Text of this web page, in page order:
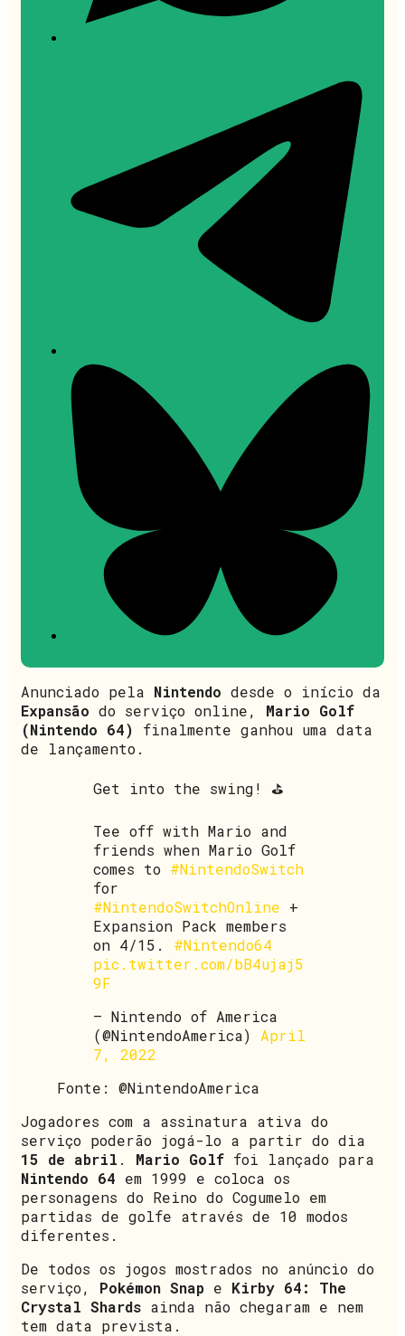
Anunciado pela Nintendo desde o início da
Expansão do serviço online, Mario Golf
(Nintendo 64) finalmente ganhou uma data
de lançamento.
Get into the swing! ⛳
Tee off with Mario and
friends when Mario Golf
comes to #NintendoSwitch
for
#NintendoSwitchOnline +
Expansion Pack members
on 4/15. #Nintendo64
pic.twitter.com/bB4ujaj5
9F
— Nintendo of America
(@NintendoAmerica) April
7, 2022
Fonte: @NintendoAmerica
Jogadores com a assinatura ativa do
serviço poderão jogá-lo a partir do dia
15 de abril . Mario Golf foi lançado para
Nintendo 64 em 1999 e coloca os
personagens do Reino do Cogumelo em
partidas de golfe através de 10 modos
diferentes.
De todos os jogos mostrados no anúncio do
serviço, Pokémon Snap e Kirby 64: The
Crystal Shards ainda não chegaram e nem
tem data prevista.